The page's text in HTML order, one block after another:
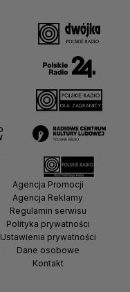
Agencja Promocji
Agencja Reklamy
Regulamin serwisu
Polityka prywatności
Ustawienia prywatności
Dane osobowe
Kontakt